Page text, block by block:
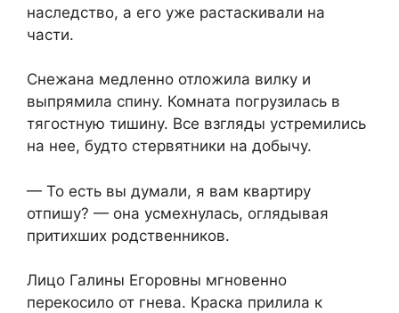
наследство, а его уже растаскивали на
части.
Снежана медленно отложила вилку и
выпрямила спину. Комната погрузилась в
тягостную тишину. Все взгляды устремились
на нее, будто стервятники на добычу.
— То есть вы думали, я вам квартиру
отпишу? — она усмехнулась, оглядывая
притихших родственников.
Лицо Галины Егоровны мгновенно
перекосило от гнева. Краска прилила к